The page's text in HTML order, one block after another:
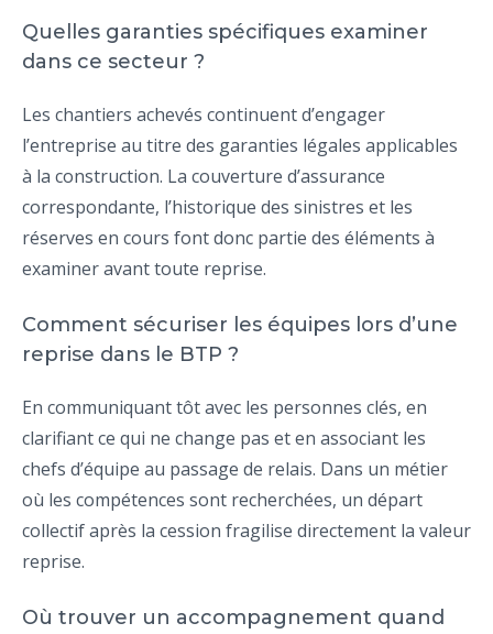
Quelles garanties spécifiques examiner
dans ce secteur ?
Les chantiers achevés continuent d’engager
l’entreprise au titre des garanties légales applicables
à la construction. La couverture d’assurance
correspondante, l’historique des sinistres et les
réserves en cours font donc partie des éléments à
examiner avant toute reprise.
Comment sécuriser les équipes lors d’une
reprise dans le BTP ?
En communiquant tôt avec les personnes clés, en
clarifiant ce qui ne change pas et en associant les
chefs d’équipe au passage de relais. Dans un métier
où les compétences sont recherchées, un départ
collectif après la cession fragilise directement la valeur
reprise.
Où trouver un accompagnement quand